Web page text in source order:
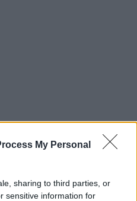
My Personal
sharing to third parties, or
sensitive information for